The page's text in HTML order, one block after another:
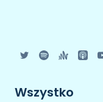
Wszystko